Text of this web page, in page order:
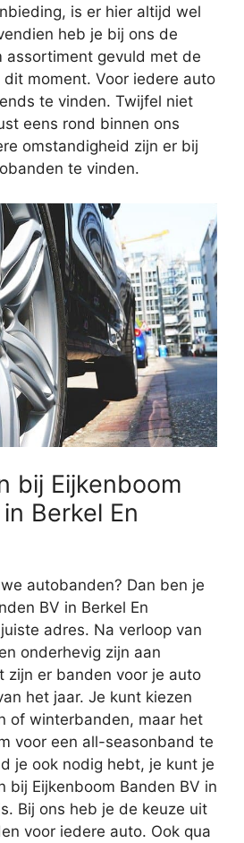
is er hier altijd wel
heb je bij ons de
assortiment gevuld met de
moment. Voor iedere auto
te vinden. Twijfel niet
eens rond binnen ons
omstandigheid zijn er bij
te vinden.
bij Eijkenboom
Berkel En
autobanden? Dan ben je
BV in Berkel En
adres. Na verloop van
onderhevig zijn aan
zijn er banden voor je auto
het jaar. Je kunt kiezen
of winterbanden, maar het
voor een all-seasonband te
je ook nodig hebt, je kunt je
bij Eijkenboom Banden BV in
Bij ons heb je de keuze uit
voor iedere auto. Ook qua